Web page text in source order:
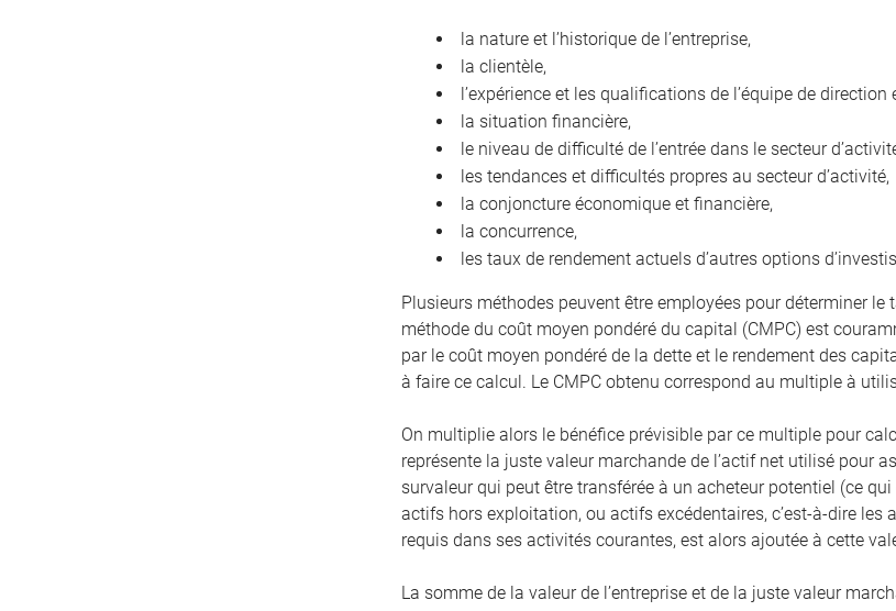
la nature et l’historique de l’entreprise,
la clientèle,
l’expérience et les qualifications de l’équipe de direction
la situation financière,
le niveau de difficulté de l’entrée dans le secteur
les tendances et difficultés propres au secteur d’activité,
la conjoncture économique et financière,
la concurrence,
les taux de rendement actuels d’autres options
Plusieurs méthodes peuvent être employées pour déterminer
méthode du coût moyen pondéré du capital (CMPC) est
par le coût moyen pondéré de la dette et le rendement des
à faire ce calcul. Le CMPC obtenu correspond au multiple à
On multiplie alors le bénéfice prévisible par ce multiple pour
représente la juste valeur marchande de l’actif net utilisé pour
survaleur qui peut être transférée à un acheteur potentiel (ce
actifs hors exploitation, ou actifs excédentaires, c’est-à-dire
requis dans ses activités courantes, est alors ajoutée à cette
La somme de la valeur de l’entreprise et de la juste valeur